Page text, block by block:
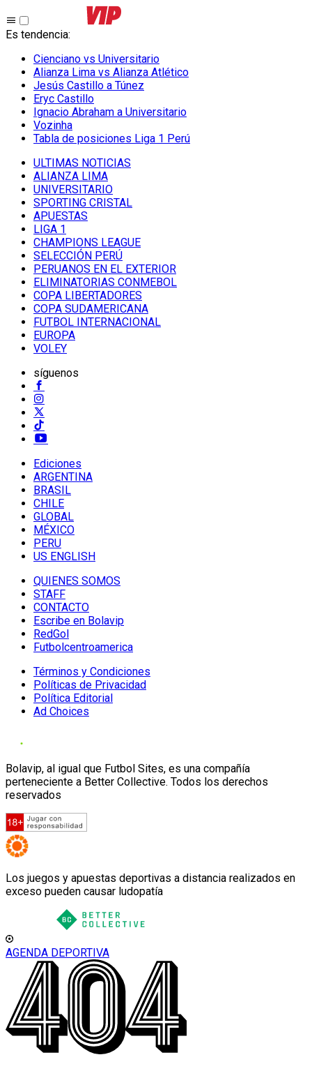
Es tendencia:
Cienciano vs Universitario
Alianza Lima vs Alianza Atlético
Jesús Castillo a Túnez
Eryc Castillo
Ignacio Abraham a Universitario
Vozinha
Tabla de posiciones Liga 1 Perú
ULTIMAS NOTICIAS
ALIANZA LIMA
UNIVERSITARIO
SPORTING CRISTAL
APUESTAS
LIGA 1
CHAMPIONS LEAGUE
SELECCIÓN PERÚ
PERUANOS EN EL EXTERIOR
ELIMINATORIAS CONMEBOL
COPA LIBERTADORES
COPA SUDAMERICANA
FUTBOL INTERNACIONAL
EUROPA
VOLEY
síguenos
Ediciones
ARGENTINA
BRASIL
CHILE
GLOBAL
MÉXICO
PERU
US ENGLISH
QUIENES SOMOS
STAFF
CONTACTO
Escribe en Bolavip
RedGol
Futbolcentroamerica
Términos y Condiciones
Políticas de Privacidad
Política Editorial
Ad Choices
Bolavip, al igual que Futbol Sites, es una compañía
perteneciente a Better Collective. Todos los derechos
reservados
Los juegos y apuestas deportivas a distancia realizados en
exceso pueden causar ludopatía
AGENDA DEPORTIVA